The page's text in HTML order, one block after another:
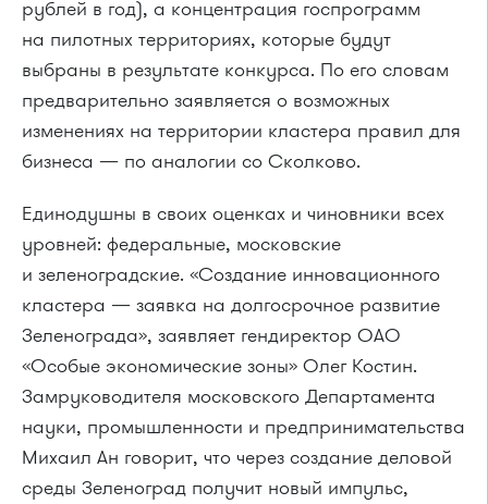
рублей в год), а концентрация госпрограмм
на пилотных территориях, которые будут
выбраны в результате конкурса. По его словам
предварительно заявляется о возможных
изменениях на территории кластера правил для
бизнеса — по аналогии со Сколково.
Единодушны в своих оценках и чиновники всех
уровней: федеральные, московские
и зеленоградские. «Создание инновационного
кластера — заявка на долгосрочное развитие
Зеленограда», заявляет гендиректор ОАО
«Особые экономические зоны» Олег Костин.
Замруководителя московского Департамента
науки, промышленности и предпринимательства
Михаил Ан говорит, что через создание деловой
среды Зеленоград получит новый импульс,